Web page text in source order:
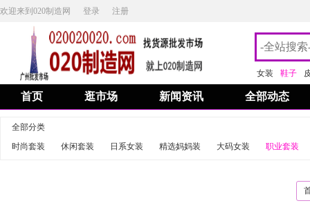
欢迎来到020制造网 登录 注册
女装 鞋子
首页 逛市场 新闻资讯 全部动态
全部分类
时尚套装
休闲套装 日系女装 精选妈妈装 大码女装 职业套装